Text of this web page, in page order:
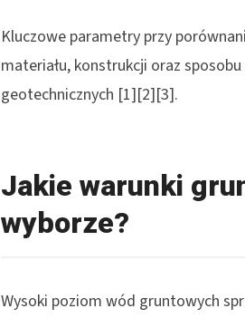
Kluczowe parametry przy
materiału, konstrukcji oraz
geotechnicznych [1][2][3].
Jakie warunki
wyborze?
Wysoki poziom wód gruntowych